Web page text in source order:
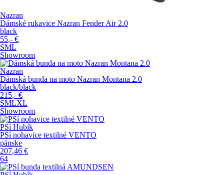
Nazran
Dámské rukavice Nazran Fender Air 2.0
black
55,- €
SML
Showroom
Nazran
Dámská bunda na moto Nazran Montana 2.0
black/black
215,- €
SMLXL
Showroom
PSí Hubík
PSí nohavice textilné VENTO
pánske
207,46 €
64